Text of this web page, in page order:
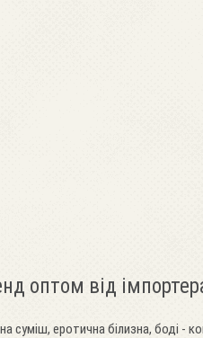
оптом від
суміш, еротична білизна, боді -